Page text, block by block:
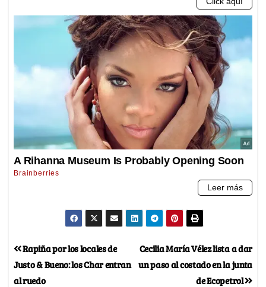
Cecilia María Vélez lista a dar
un paso al costado en la junta
de Ecopetrol
Rapiña por los locales de
Justo & Bueno: los Char entran
al ruedo